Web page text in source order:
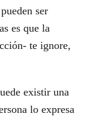
ser
es que la
te ignore,
existir una
lo expresa